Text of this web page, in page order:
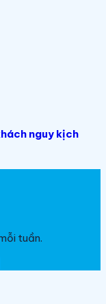
nguy kịch
tuần.